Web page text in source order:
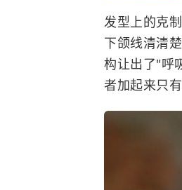
发型上的克
下颌线清清
构让出了"呼
者加起来只